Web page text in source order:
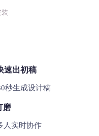
速出初稿
秒生成设计稿
磨
人实时协作